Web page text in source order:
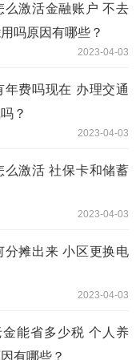
么激活金融账户 不去
吗原因有哪些？
2023-04-03
费吗现在 办理交通
？
2023-04-03
么激活 社保卡和储蓄
2023-04-03
分摊出来 小区更换电
2023-04-03
能省多少税 个人养
有哪些？